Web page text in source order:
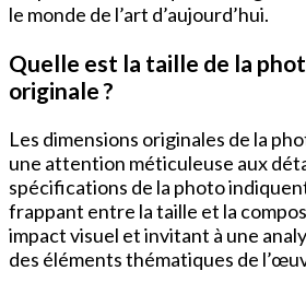
le monde de l’art d’aujourd’hui.
Quelle est la taille de la
originale ?
Les dimensions originales de la
une attention méticuleuse aux
spécifications de la photo
frappant entre la taille et la
impact visuel et invitant à une
des éléments thématiques de